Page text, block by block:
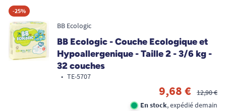
-25%
BB Ecologic
BB Ecologic - Couche Ecologique et
Hypoallergenique - Taille 2 - 3/6 kg -
32 couches
• TE-5707
9,68 €
12,90 €
En stock, expédié demain